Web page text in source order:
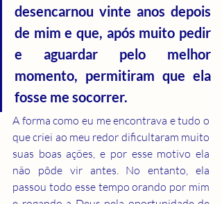
desencarnou vinte anos depois
de mim e que, após muito pedir
e aguardar pelo melhor
momento, permitiram que ela
fosse me socorrer.
A forma como eu me encontrava e tudo o
que criei ao meu redor dificultaram muito
suas boas ações, e por esse motivo ela
não pôde vir antes. No entanto, ela
passou todo esse tempo orando por mim